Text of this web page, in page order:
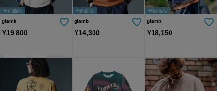
予約商品
glamb
¥19,800
予約商品
glamb
¥14,300
予約商品
glamb
¥18,150